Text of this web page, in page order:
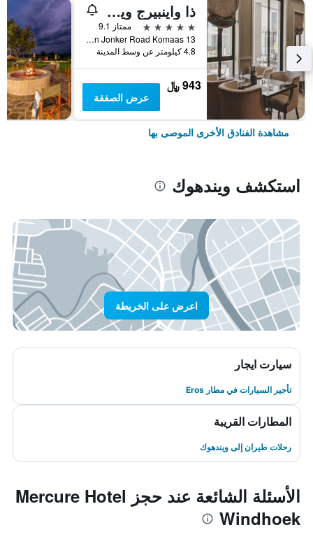
ذا واينبيرج ويندهوك
5 نجوم
ممتاز 9.1
13 Jan Jonker Road Komaas, ويندهوك, ناميبيا
4.8 كيلومتر عن وسط المدينة
943 ﷼
عرض الصفقة
مشاهدة الفنادق الأخرى الموصى بها
استكشف ويندهوك
اعرض على الخريطة
سيارت ايجار
تأجير السيارات في مطار Eros
المطارات القريبة
رحلات طيران إلى ويندهوك
الأسئلة الشائعة عند حجز Mercure Hotel
Windhoek